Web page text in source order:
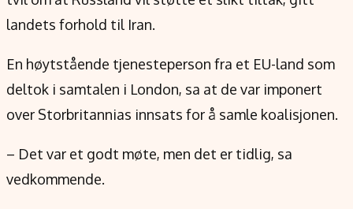
landets forhold til Iran.
En høytstående tjenesteperson fra et EU-land som
deltok i samtalen i London, sa at de var imponert
over Storbritannias innsats for å samle koalisjonen.
– Det var et godt møte, men det er tidlig, sa
vedkommende.